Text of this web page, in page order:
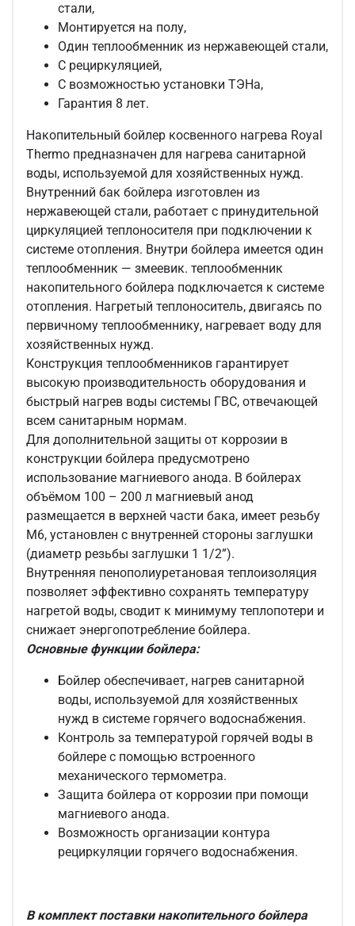
стали,
Монтируется на полу,
Один теплообменник из нержавеющей стали,
С рециркуляцией,
С возможностью установки ТЭНа,
Гарантия 8 лет.
Накопительный бойлер косвенного нагрева Royal
Thermo предназначен для нагрева санитарной
воды, используемой для хозяйственных нужд.
Внутренний бак бойлера изготовлен из
нержавеющей стали, работает с принудительной
циркуляцией теплоносителя при подключении к
системе отопления. Внутри бойлера имеется один
теплообменник — змеевик. теплообменник
накопительного бойлера подключается к системе
отопления. Нагретый теплоноситель, двигаясь по
первичному теплообменнику, нагревает воду для
хозяйственных нужд.
Конструкция теплообменников гарантирует
высокую производительность оборудования и
быстрый нагрев воды системы ГВС, отвечающей
всем санитарным нормам.
Для дополнительной защиты от коррозии в
конструкции бойлера предусмотрено
использование магниевого анода. В бойлерах
объёмом 100 – 200 л магниевый анод
размещается в верхней части бака, имеет резьбу
М6, установлен с внутренней стороны заглушки
(диаметр резьбы заглушки 1 1/2”).
Внутренняя пенополиуретановая теплоизоляция
позволяет эффективно сохранять температуру
нагретой воды, сводит к минимуму теплопотери и
снижает энергопотребление бойлера.
Основные функции бойлера:
Бойлер обеспечивает, нагрев санитарной
воды, используемой для хозяйственных
нужд в системе горячего водоснабжения.
Контроль за температурой горячей воды в
бойлере с помощью встроенного
механического термометра.
Защита бойлера от коррозии при помощи
магниевого анода.
Возможность организации контура
рециркуляции горячего водоснабжения.
В комплект поставки накопительного бойлера